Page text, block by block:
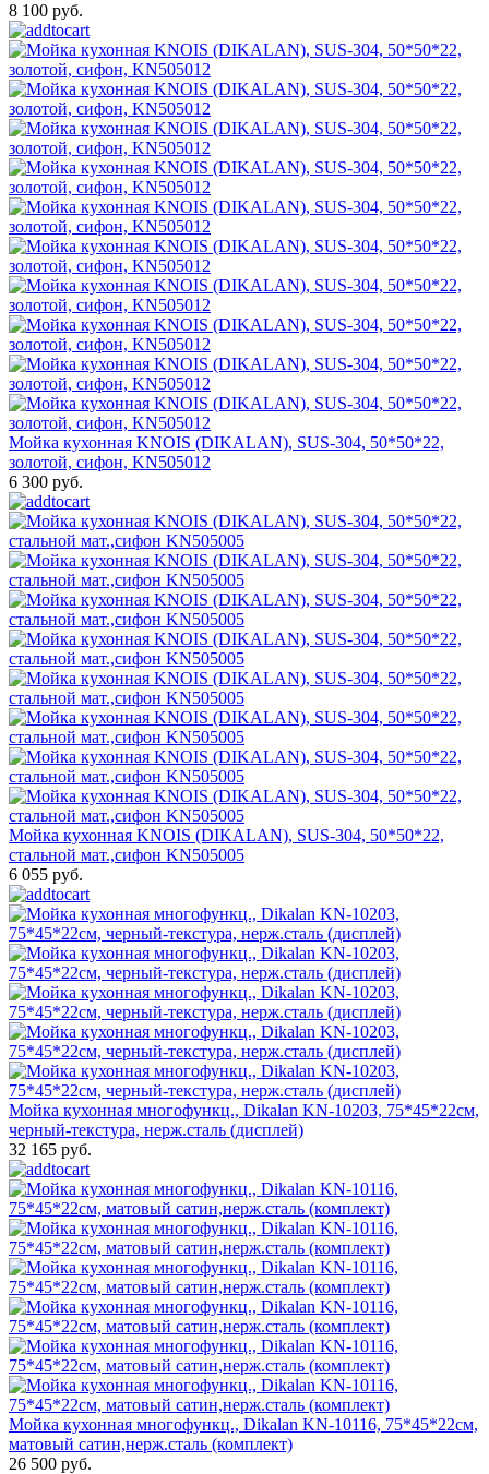
8 100 руб.
Мойка кухонная KNOIS (DIKALAN), SUS-304, 50*50*22,
золотой, сифон, KN505012
6 300 руб.
Мойка кухонная KNOIS (DIKALAN), SUS-304, 50*50*22,
стальной мат.,сифон KN505005
6 055 руб.
Мойка кухонная многофункц., Dikalan KN-10203, 75*45*22см,
черный-текстура, нерж.сталь (дисплей)
32 165 руб.
Мойка кухонная многофункц., Dikalan KN-10116, 75*45*22см,
матовый сатин,нерж.сталь (комплект)
26 500 руб.